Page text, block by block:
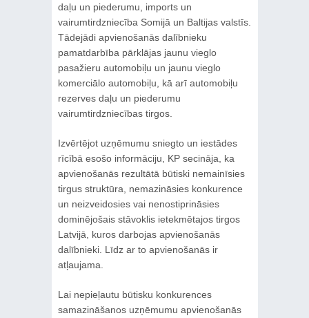
daļu un piederumu, imports un
vairumtirdzniecība Somijā un Baltijas valstīs.
Tādejādi apvienošanās dalībnieku
pamatdarbība pārklājas jaunu vieglo
pasažieru automobiļu un jaunu vieglo
komerciālo automobiļu, kā arī automobiļu
rezerves daļu un piederumu
vairumtirdzniecības tirgos.
Izvērtējot uzņēmumu sniegto un iestādes
rīcībā esošo informāciju, KP secināja, ka
apvienošanās rezultātā būtiski nemainīsies
tirgus struktūra, nemazināsies konkurence
un neizveidosies vai nenostiprināsies
dominējošais stāvoklis ietekmētajos tirgos
Latvijā, kuros darbojas apvienošanās
dalībnieki. Līdz ar to apvienošanās ir
atļaujama.
Lai nepieļautu būtisku konkurences
samazināšanos uzņēmumu apvienošanās